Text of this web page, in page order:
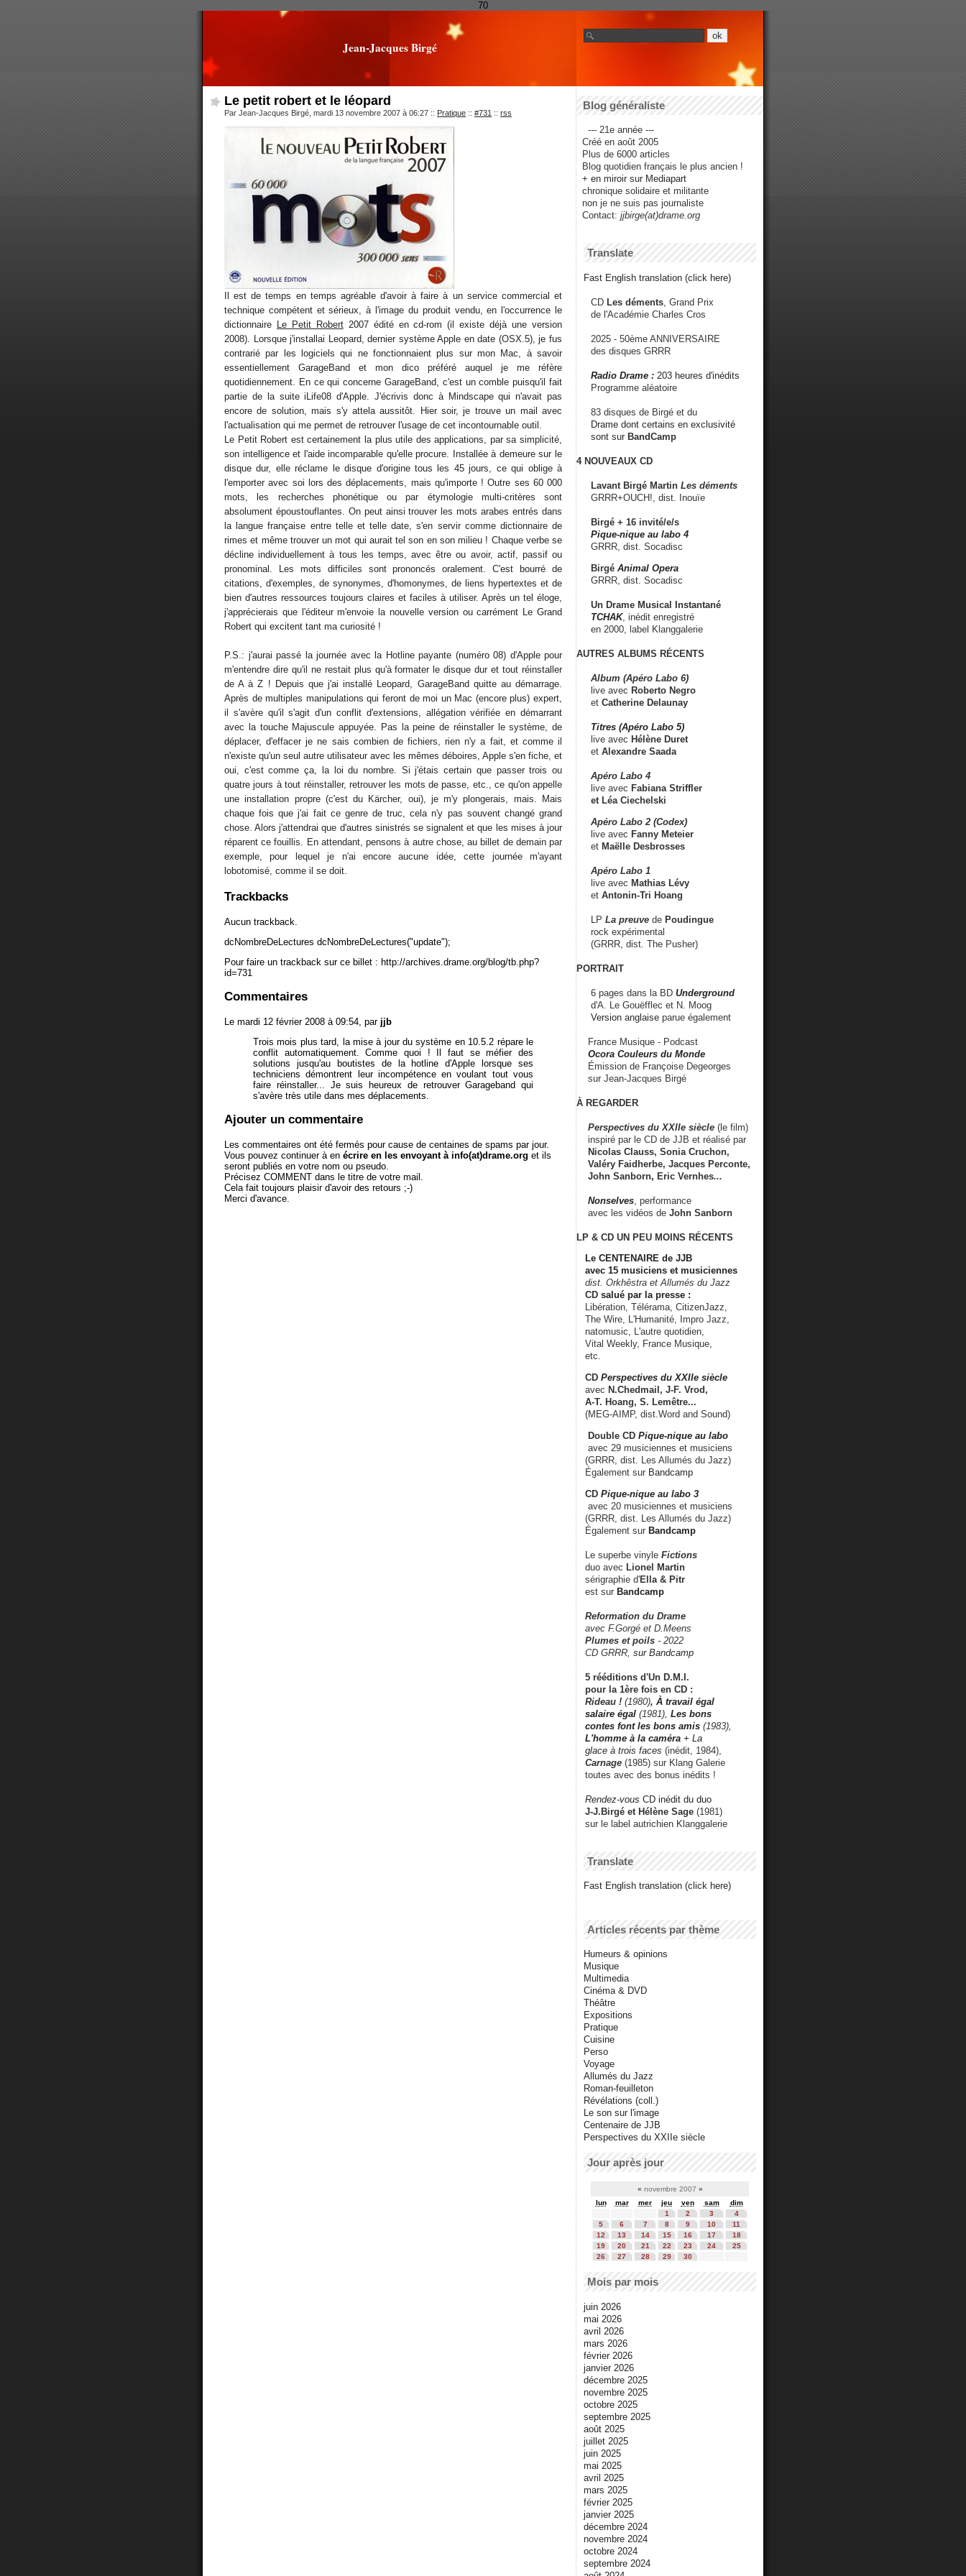
70
Jean-Jacques Birgé
Le petit robert et le léopard
Par Jean-Jacques Birgé, mardi 13 novembre 2007 à 06:27 :: Pratique :: #731 :: rss
Il est de temps en temps agréable d'avoir à faire à un service commercial et
technique compétent et sérieux, à l'image du produit vendu, en l'occurrence le
dictionnaire
Le Petit Robert2007 édité en cd-rom (il existe déjà une version
2008). Lorsque j'installai Leopard, dernier système Apple en date (OSX.5), je fus
contrarié par les logiciels qui ne fonctionnaient plus sur mon Mac, à savoir
essentiellement GarageBand et mon dico préféré auquel je me réfère
quotidiennement. En ce qui concerne GarageBand, c'est un comble puisqu'il fait
partie de la suite iLife08 d'Apple. J'écrivis donc à Mindscape qui n'avait pas
encore de solution, mais s'y attela aussitôt. Hier soir, je trouve un mail avec
l'actualisation qui me permet de retrouver l'usage de cet incontournable outil.
Le Petit Robert est certainement la plus utile des applications, par sa simplicité,
son intelligence et l'aide incomparable qu'elle procure. Installée à demeure sur le
disque dur, elle réclame le disque d'origine tous les 45 jours, ce qui oblige à
l'emporter avec soi lors des déplacements, mais qu'importe ! Outre ses 60 000
mots, les recherches phonétique ou par étymologie multi-critères sont
absolument époustouflantes. On peut ainsi trouver les mots arabes entrés dans
la langue française entre telle et telle date, s'en servir comme dictionnaire de
rimes et même trouver un mot qui aurait tel son en son milieu ! Chaque verbe se
décline individuellement à tous les temps, avec être ou avoir, actif, passif ou
pronominal. Les mots difficiles sont prononcés oralement. C'est bourré de
citations, d'exemples, de synonymes, d'homonymes, de liens hypertextes et de
bien d'autres ressources toujours claires et faciles à utiliser. Après un tel éloge,
j'apprécierais que l'éditeur m'envoie la nouvelle version ou carrément Le Grand
Robert qui excitent tant ma curiosité !
P.S.: j'aurai passé la journée avec la Hotline payante (numéro 08) d'Apple pour
m'entendre dire qu'il ne restait plus qu'à formater le disque dur et tout réinstaller
de A à Z ! Depuis que j'ai installé Leopard, GarageBand quitte au démarrage.
Après de multiples manipulations qui feront de moi un Mac (encore plus) expert,
il s'avère qu'il s'agit d'un conflit d'extensions, allégation vérifiée en démarrant
avec la touche Majuscule appuyée. Pas la peine de réinstaller le système, de
déplacer, d'effacer je ne sais combien de fichiers, rien n'y a fait, et comme il
n'existe qu'un seul autre utilisateur avec les mêmes déboires, Apple s'en fiche, et
oui, c'est comme ça, la loi du nombre. Si j'étais certain que passer trois ou
quatre jours à tout réinstaller, retrouver les mots de passe, etc., ce qu'on appelle
une installation propre (c'est du Kärcher, oui), je m'y plongerais, mais. Mais
chaque fois que j'ai fait ce genre de truc, cela n'y pas souvent changé grand
chose. Alors j'attendrai que d'autres sinistrés se signalent et que les mises à jour
réparent ce fouillis. En attendant, pensons à autre chose, au billet de demain par
exemple, pour lequel je n'ai encore aucune idée, cette journée m'ayant
lobotomisé, comme il se doit.
Trackbacks
Aucun trackback.
dcNombreDeLectures dcNombreDeLectures("update");
Pour faire un trackback sur ce billet : http://archives.drame.org/blog/tb.php?
id=731
Commentaires
Le mardi 12 février 2008 à 09:54, par jjb
Trois mois plus tard, la mise à jour du système en 10.5.2 répare le
conflit automatiquement. Comme quoi ! Il faut se méfier des
solutions jusqu'au boutistes de la hotline d'Apple lorsque ses
techniciens démontrent leur incompétence en voulant tout vous
faire réinstaller... Je suis heureux de retrouver Garageband qui
s'avère très utile dans mes déplacements.
Ajouter un commentaire
Les commentaires ont été fermés pour cause de centaines de spams par jour.
Vous pouvez continuer à en écrire en les envoyant à info(at)drame.org et ils
seront publiés en votre nom ou pseudo.
Précisez COMMENT dans le titre de votre mail.
Cela fait toujours plaisir d'avoir des retours ;-)
Merci d'avance.
Blog généraliste
--- 21e année ---
Créé en août 2005
Plus de 6000 articles
Blog quotidien français le plus ancien !
+ en miroir sur Mediapart
chronique solidaire et militante
non je ne suis pas journaliste
Contact: jjbirge(at)drame.org
Translate
Fast English translation (click here)
CD Les déments , Grand Prix
de l'Académie Charles Cros
2025 - 50ème ANNIVERSAIRE
des disques GRRR
Radio Drame : 203 heures d'inédits
Programme aléatoire
83 disques de Birgé et du
Drame dont certains en exclusivité
sont sur BandCamp
4 NOUVEAUX CD
Lavant Birgé Martin Les déments
GRRR+OUCH!, dist. Inouïe
Birgé + 16 invité/e/s
Pique-nique au labo 4
GRRR, dist. Socadisc
Birgé Animal Opera
GRRR, dist. Socadisc
Un Drame Musical Instantané
TCHAK, inédit enregistré
en 2000, label Klanggalerie
AUTRES ALBUMS RÉCENTS
Album (Apéro Labo 6)
live avec Roberto Negro
et Catherine Delaunay
Titres (Apéro Labo 5)
live avec Hélène Duret
et Alexandre Saada
Apéro Labo 4
live avec Fabiana Striffler
et Léa Ciechelski
Apéro Labo 2 (Codex)
live avec Fanny Meteier
et Maëlle Desbrosses
Apéro Labo 1
live avec Mathias Lévy
et Antonin-Tri Hoang
LP La preuve de Poudingue
rock expérimental
(GRRR, dist. The Pusher)
PORTRAIT
6 pages dans la BD Underground
d'A. Le Gouëfflec et N. Moog
Version anglaise parue également
France Musique - Podcast
Ocora Couleurs du Monde
Émission de Françoise Degeorges
sur Jean-Jacques Birgé
À REGARDER
Perspectives du XXIIe siècle (le film)
inspiré par le CD de JJB et réalisé par
Nicolas Clauss, Sonia Cruchon,
Valéry Faidherbe, Jacques Perconte,
John Sanborn, Eric Vernhes...
Nonselves , performance
avec les vidéos de John Sanborn
LP & CD UN PEU MOINS RÉCENTS
Le CENTENAIRE de JJB
avec 15 musiciens et musiciennes
dist. Orkhêstra et Allumés du Jazz
CD salué par la presse :
Libération, Télérama, CitizenJazz,
The Wire, L'Humanité, Impro Jazz,
natomusic, L'autre quotidien,
Vital Weekly, France Musique,
etc.
CD Perspectives du XXIIe siècle
avec N.Chedmail, J-F. Vrod,
A-T. Hoang, S. Lemêtre...
(MEG-AIMP, dist.Word and Sound)
Double CD Pique-nique au labo
avec 29 musiciennes et musiciens
(GRRR, dist. Les Allumés du Jazz)
Également sur Bandcamp
CD Pique-nique au labo 3
avec 20 musiciennes et musiciens
(GRRR, dist. Les Allumés du Jazz)
Également sur Bandcamp
Le superbe vinyle Fictions
duo avec Lionel Martin
sérigraphie d'Ella & Pitr
est sur Bandcamp
Reformation du Drame
avec F.Gorgé et D.Meens
Plumes et poils - 2022
CD GRRR, sur Bandcamp
5 rééditions d'Un D.M.I.
pour la 1ère fois en CD :
Rideau ! (1980), À travail égal
salaire égal (1981), Les bons
contes font les bons amis (1983),
L'homme à la caméra + La
glace à trois faces (inédit, 1984),
Carnage (1985) sur Klang Galerie
toutes avec des bonus inédits !
Rendez-vous CD inédit du duo
J-J.Birgé et Hélène Sage (1981)
sur le label autrichien Klanggalerie
Translate
Fast English translation (click here)
Articles récents par thème
Humeurs & opinions
Musique
Multimedia
Cinéma & DVD
Théâtre
Expositions
Pratique
Cuisine
Perso
Voyage
Allumés du Jazz
Roman-feuilleton
Révélations (coll.)
Le son sur l'image
Centenaire de JJB
Perspectives du XXIIe siècle
Jour après jour
« novembre 2007 »
lun
mar mer jeu ven sam
dim
1
2 3
4
5
6 7 8 9 10
11
12
13 14 15 16 17
18
19
20 21 22 23 24
25
26
27 28 29 30
Mois par mois
juin 2026
mai 2026
avril 2026
mars 2026
février 2026
janvier 2026
décembre 2025
novembre 2025
octobre 2025
septembre 2025
août 2025
juillet 2025
juin 2025
mai 2025
avril 2025
mars 2025
février 2025
janvier 2025
décembre 2024
novembre 2024
octobre 2024
septembre 2024